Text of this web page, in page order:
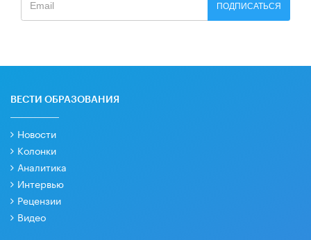
ПОДПИСАТЬСЯ
ВЕСТИ ОБРАЗОВАНИЯ
Новости
Колонки
Аналитика
Интервью
Рецензии
Видео